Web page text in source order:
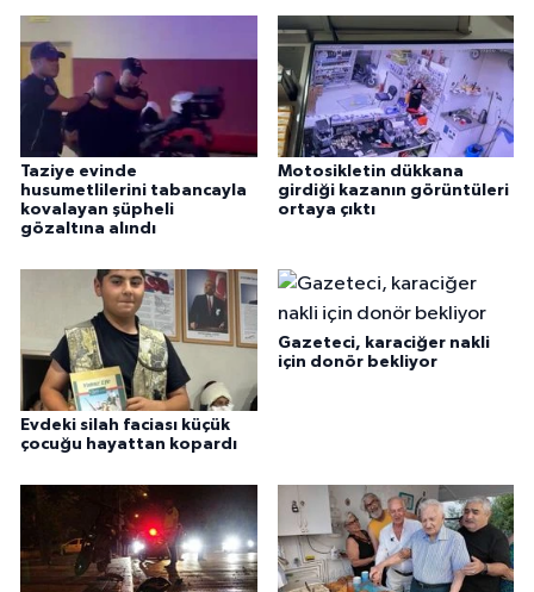
Taziye evinde
husumetlilerini tabancayla
kovalayan şüpheli
gözaltına alındı
Motosikletin dükkana
girdiği kazanın görüntüleri
ortaya çıktı
Evdeki silah faciası küçük
çocuğu hayattan kopardı
Gazeteci, karaciğer nakli
için donör bekliyor